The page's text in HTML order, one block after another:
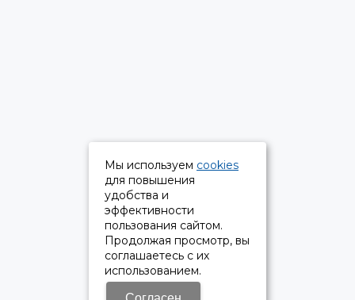
Мы используем cookies
для повышения
удобства и
эффективности
пользования сайтом.
Продолжая просмотр, вы
соглашаетесь с их
использованием.